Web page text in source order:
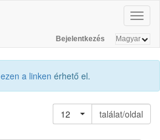
Bejelentkezés
ezen a linken érhető el.
12
találat/oldal